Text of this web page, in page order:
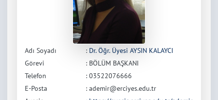
Adı Soyadı : Dr. Öğr. Üyesi AYSIN KALAYCI
Görevi
: BÖLÜM BAŞKANI
Telefon
: 03522076666
E-Posta
: ademir@erciyes.edu.tr